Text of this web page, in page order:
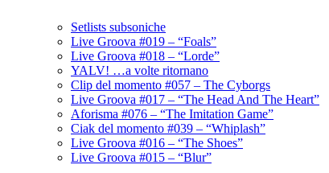
Setlists subsoniche
Live Groova #019 – “Foals”
Live Groova #018 – “Lorde”
YALV! …a volte ritornano
Clip del momento #057 – The Cyborgs
Live Groova #017 – “The Head And The Heart”
Aforisma #076 – “The Imitation Game”
Ciak del momento #039 – “Whiplash”
Live Groova #016 – “The Shoes”
Live Groova #015 – “Blur”